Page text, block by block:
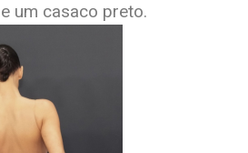
um casaco preto.